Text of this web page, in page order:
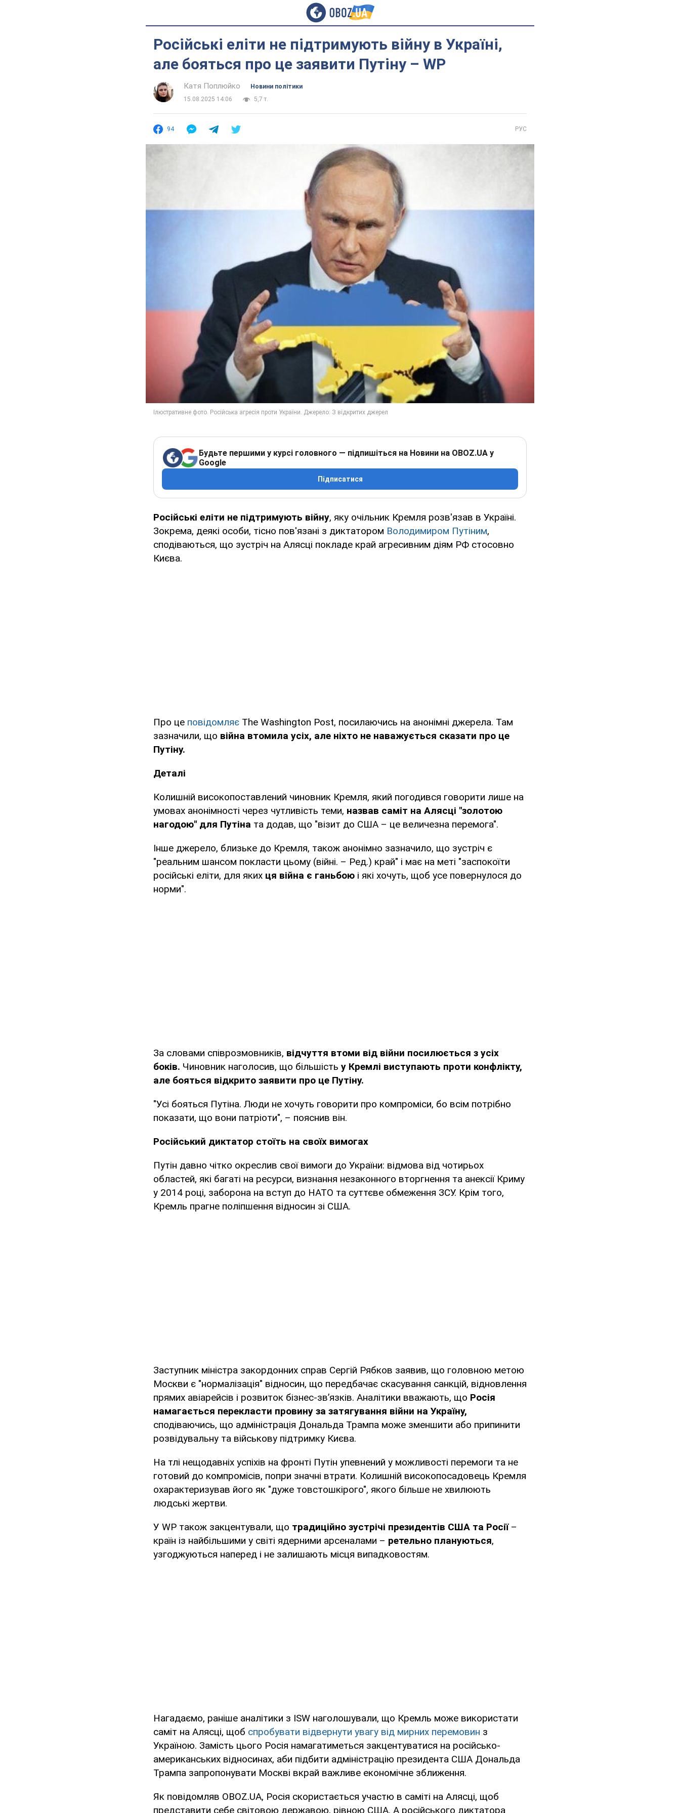
Російські еліти не підтримують війну в Україні,
але бояться про це заявити Путіну – WP
Катя Поплюйко
Новини політики
15.08.2025 14:06
5,7 т.
94 РУС
Будьте першими у курсі головного — підпишіться на Новини на OBOZ.UA у
Google
Підписатися
Російські еліти не підтримують війну, яку очільник Кремля розв'язав в Україні.
Зокрема, деякі особи, тісно пов'язані з диктатором Володимиром Путіним,
сподіваються, що зустріч на Алясці покладе край агресивним діям РФ стосовно
Києва.
Про це повідомляє The Washington Post, посилаючись на анонімні джерела. Там
зазначили, що війна втомила усіх, але ніхто не наважується сказати про це
Путіну.
Деталі
Колишній високопоставлений чиновник Кремля, який погодився говорити лише на
умовах анонімності через чутливість теми, назвав саміт на Алясці "золотою
нагодою" для Путіна та додав, що "візит до США – це величезна перемога".
Інше джерело, близьке до Кремля, також анонімно зазначило, що зустріч є
"реальним шансом покласти цьому (війні. – Ред.) край" і має на меті "заспокоїти
російські еліти, для яких ця війна є ганьбою і які хочуть, щоб усе повернулося до
норми".
За словами співрозмовників, відчуття втоми від війни посилюється з усіх
боків. Чиновник наголосив, що більшість у Кремлі виступають проти конфлікту,
але бояться відкрито заявити про це Путіну.
"Усі бояться Путіна. Люди не хочуть говорити про компроміси, бо всім потрібно
показати, що вони патріоти", – пояснив він.
Російський диктатор стоїть на своїх вимогах
Путін давно чітко окреслив свої вимоги до України: відмова від чотирьох
областей, які багаті на ресурси, визнання незаконного вторгнення та анексії Криму
у 2014 році, заборона на вступ до НАТО та суттєве обмеження ЗСУ. Крім того,
Кремль прагне поліпшення відносин зі США.
Заступник міністра закордонних справ Сергій Рябков заявив, що головною метою
Москви є "нормалізація" відносин, що передбачає скасування санкцій, відновлення
прямих авіарейсів і розвиток бізнес-зв’язків. Аналітики вважають, що Росія
намагається перекласти провину за затягування війни на Україну,
сподіваючись, що адміністрація Дональда Трампа може зменшити або припинити
розвідувальну та військову підтримку Києва.
На тлі нещодавніх успіхів на фронті Путін упевнений у можливості перемоги та не
готовий до компромісів, попри значні втрати. Колишній високопосадовець Кремля
охарактеризував його як "дуже товстошкірого", якого більше не хвилюють
людські жертви.
У WP також закцентували, що традиційно зустрічі президентів США та Росії–
країн із найбільшими у світі ядерними арсеналами – ретельно плануються,
узгоджуються наперед і не залишають місця випадковостям.
Нагадаємо, раніше аналітики з ISW наголошували, що Кремль може використати
саміт на Алясці, щоб спробувати відвернути увагу від мирних перемовин з
Україною. Замість цього Росія намагатиметься закцентуватися на російсько-
американських відносинах, аби підбити адміністрацію президента США Дональда
Трампа запропонувати Москві вкрай важливе економічне зближення.
Як повідомляв OBOZ.UA, Росія скористається участю в саміті на Алясці, щоб
представити себе світовою державою, рівною США. А російського диктатора